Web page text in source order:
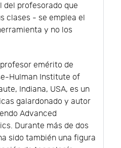
del profesorado que
clases - se emplea el
y no los
emérito de
Hulman Institute of
Indiana, USA, es un
galardonado y autor
Advanced
Durante más de dos
sido también una figura